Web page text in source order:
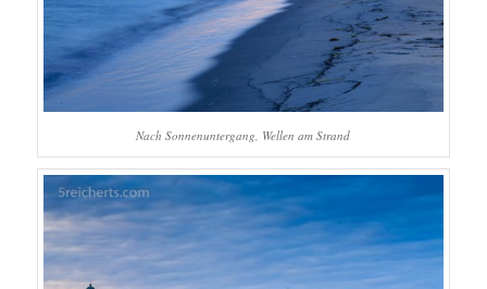
Nach Sonnenuntergang, Wellen am Strand